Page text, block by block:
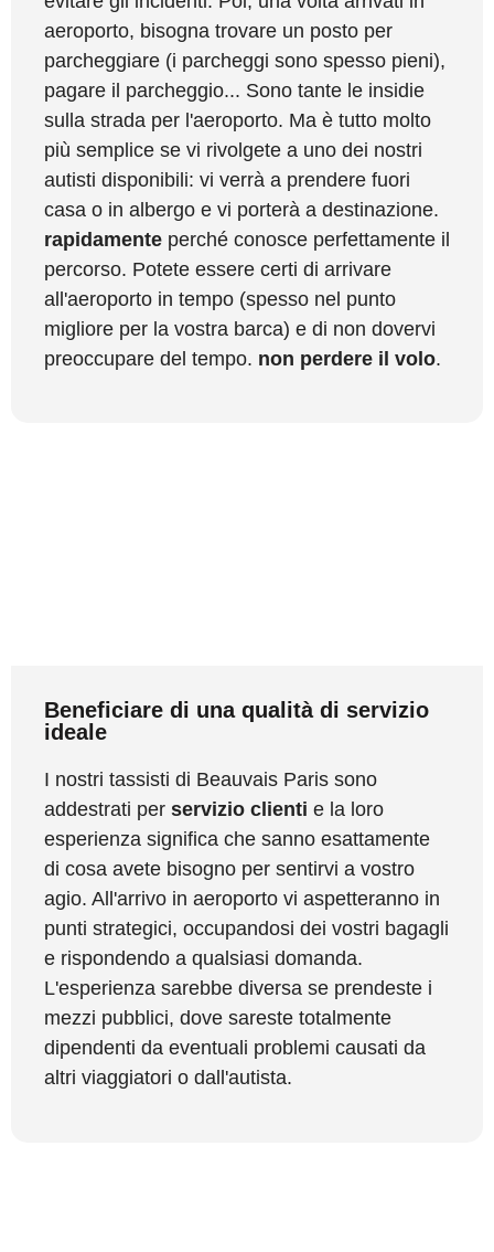
aeroporto, bisogna trovare un posto per
parcheggiare (i parcheggi sono spesso pieni),
pagare il parcheggio... Sono tante le insidie
sulla strada per l'aeroporto. Ma è tutto molto
più semplice se vi rivolgete a uno dei nostri
autisti disponibili: vi verrà a prendere fuori
casa o in albergo e vi porterà a destinazione.
rapidamente perché conosce perfettamente il
percorso. Potete essere certi di arrivare
all'aeroporto in tempo (spesso nel punto
migliore per la vostra barca) e di non dovervi
preoccupare del tempo. non perdere il volo.
Beneficiare di una qualità di servizio
ideale
I nostri tassisti di Beauvais Paris sono
addestrati per servizio clienti e la loro
esperienza significa che sanno esattamente
di cosa avete bisogno per sentirvi a vostro
agio. All'arrivo in aeroporto vi aspetteranno in
punti strategici, occupandosi dei vostri bagagli
e rispondendo a qualsiasi domanda.
L'esperienza sarebbe diversa se prendeste i
mezzi pubblici, dove sareste totalmente
dipendenti da eventuali problemi causati da
altri viaggiatori o dall'autista.